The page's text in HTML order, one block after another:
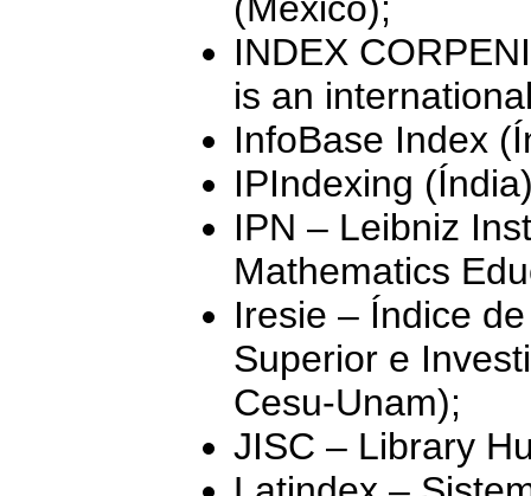
INDEX
is an
InfoBase Index
IPIndexing
IPN – Leibniz
Mathematics
Iresie – Índice
Superior e
Cesu-Unam);
JISC – Library